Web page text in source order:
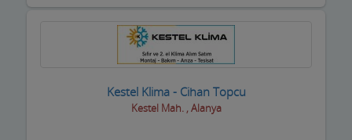
Diğer Hizmet Sektörleri
Dijital Uydu sistemleri
Diş HekimleriKestel Klima - Cihan Topcu
Kestel Mah. , Alanya